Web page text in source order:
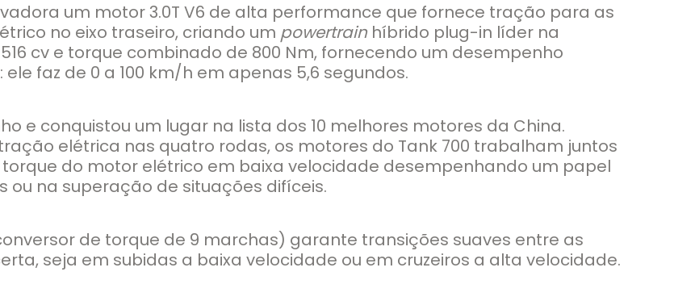
um motor 3.0T V6 de alta performance que fornece tração para as
no eixo traseiro, criando um powertrain híbrido plug-in líder na
cv e torque combinado de 800 Nm, fornecendo um desempenho
faz de 0 a 100 km/h em apenas 5,6 segundos.
e conquistou um lugar na lista dos 10 melhores motores da China.
elétrica nas quatro rodas, os motores do Tank 700 trabalham juntos
do motor elétrico em baixa velocidade desempenhando um papel
na superação de situações difíceis.
de torque de 9 marchas) garante transições suaves entre as
seja em subidas a baixa velocidade ou em cruzeiros a alta velocidade.